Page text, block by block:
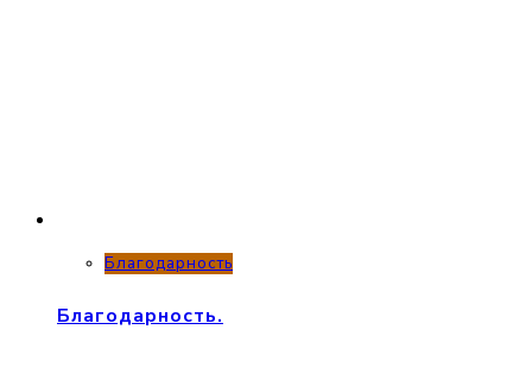
Благодарность
Благодарность.